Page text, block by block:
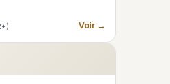
Voir →